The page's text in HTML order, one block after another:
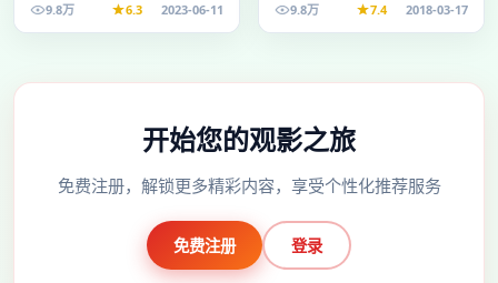
9.8万 6.3 2023-06-11
时段观看。
9.8万 7.4 2018-03-17
开始您的观影之旅
免费注册，解锁更多精彩内容，享受个性化推荐服务
免费注册 登录